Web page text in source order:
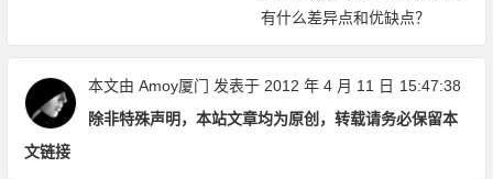
有什么差异点和优缺点？
本文由 Amoy厦门 发表于 2012 年 4 月 11 日 15:47:38
除非特殊声明，本站文章均为原创，转载请务必保留本
文链接